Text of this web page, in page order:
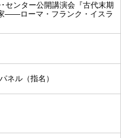
センター公開講演会『古代末期
――ローマ・フランク・イスラ
ネル（指名）